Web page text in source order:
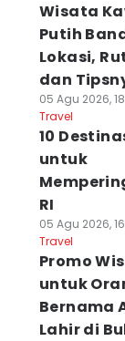
Wisata
Putih
Lokasi,
dan
05 Agu 2026,
Travel
10
untuk
RI
05 Agu 2026,
Travel
Promo
untuk
Bernama
Lahir di